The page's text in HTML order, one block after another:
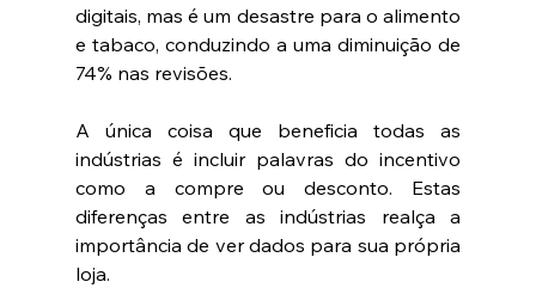
digitais, mas é um desastre para o alimento
e tabaco, conduzindo a uma diminuição de
74% nas revisões.
A única coisa que beneficia todas as
indústrias é incluir palavras do incentivo
como a compre ou desconto. Estas
diferenças entre as indústrias realça a
importância de ver dados para sua própria
loja.